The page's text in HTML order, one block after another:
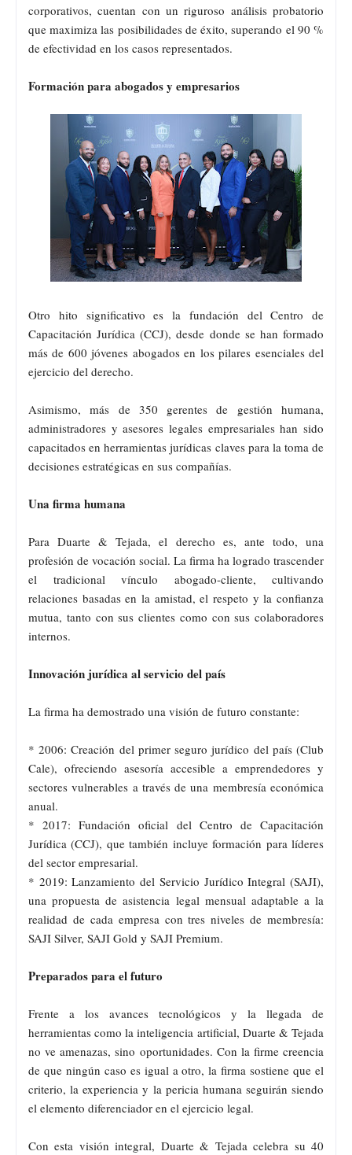
corporativos, cuentan con un riguroso análisis probatorio
que maximiza las posibilidades de éxito, superando el 90 %
de efectividad en los casos representados.
Formación para abogados y empresarios
Otro hito significativo es la fundación del Centro de
Capacitación Jurídica (CCJ), desde donde se han formado
más de 600 jóvenes abogados en los pilares esenciales del
ejercicio del derecho.
Asimismo, más de 350 gerentes de gestión humana,
administradores y asesores legales empresariales han sido
capacitados en herramientas jurídicas claves para la toma de
decisiones estratégicas en sus compañías.
Una firma humana
Para Duarte & Tejada, el derecho es, ante todo, una
profesión de vocación social. La firma ha logrado trascender
el tradicional vínculo abogado-cliente, cultivando
relaciones basadas en la amistad, el respeto y la confianza
mutua, tanto con sus clientes como con sus colaboradores
internos.
Innovación jurídica al servicio del país
La firma ha demostrado una visión de futuro constante:
* 2006: Creación del primer seguro jurídico del país (Club
Cale), ofreciendo asesoría accesible a emprendedores y
sectores vulnerables a través de una membresía económica
anual.
* 2017: Fundación oficial del Centro de Capacitación
Jurídica (CCJ), que también incluye formación para líderes
del sector empresarial.
* 2019: Lanzamiento del Servicio Jurídico Integral (SAJI),
una propuesta de asistencia legal mensual adaptable a la
realidad de cada empresa con tres niveles de membresía:
SAJI Silver, SAJI Gold y SAJI Premium.
Preparados para el futuro
Frente a los avances tecnológicos y la llegada de
herramientas como la inteligencia artificial, Duarte & Tejada
no ve amenazas, sino oportunidades. Con la firme creencia
de que ningún caso es igual a otro, la firma sostiene que el
criterio, la experiencia y la pericia humana seguirán siendo
el elemento diferenciador en el ejercicio legal.
Con esta visión integral, Duarte & Tejada celebra su 40